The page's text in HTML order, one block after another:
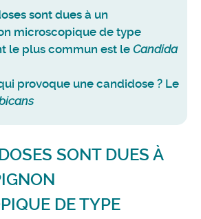
sont dues à un
microscopique de type
le plus commun est le Candida
provoque une candidose ? Le
SONT DUES À
DE TYPE